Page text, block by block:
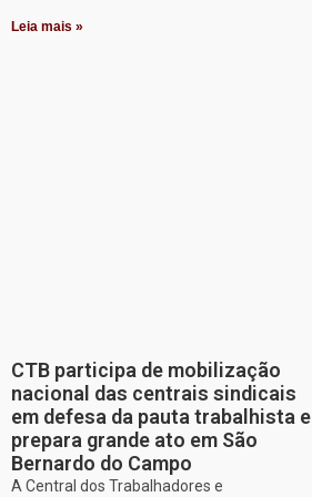
Leia mais »
CTB participa de mobilização
nacional das centrais sindicais
em defesa da pauta trabalhista e
prepara grande ato em São
Bernardo do Campo
A Central dos Trabalhadores e